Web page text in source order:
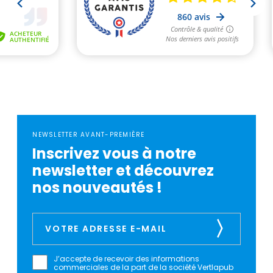
NEWSLETTER AVANT-PREMIÈRE
Inscrivez vous à notre
newsletter et découvrez
nos nouveautés !
J’accepte de recevoir des informations
commerciales de la part de la société Vertlapub